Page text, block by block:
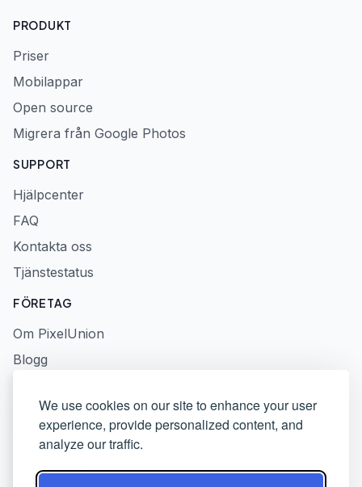
We use cookies on our site to enhance your user
experience, provide personalized content, and
analyze our traffic.
PRODUKT
Priser
Mobilappar
Open source
Migrera från Google Photos
SUPPORT
Hjälpcenter
FAQ
Kontakta oss
Tjänstestatus
FÖRETAG
Om PixelUnion
Blogg
Integritetspolicy
Användarvillkor